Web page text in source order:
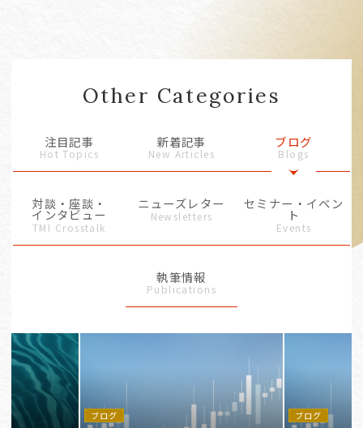
Other Categories
注目記事
Hot Topics
新着記事
New Articles
ブログ
Blogs
対談・座談・
インタビュー
TMI Crosstalk
ニューズレター
Newsletters
セミナー・イベン
ト
Events
執筆情報
Publications
ブログ ブログ